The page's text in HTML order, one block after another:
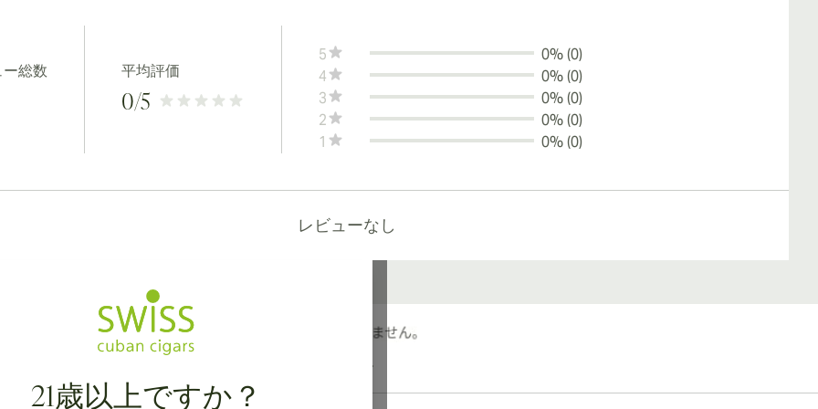
総数 平均評価
0/5
5
0% (0)
4
0% (0)
3
0% (0)
2
0% (0)
1
0% (0)
レビューなし
21歳以上ですか？
カナダ、英国、オーストラリアへの国際配送が可能です。